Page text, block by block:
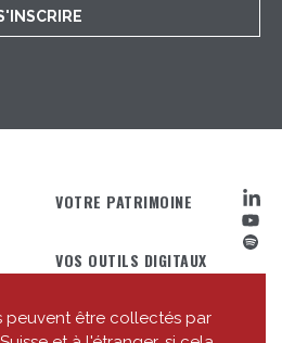
peuvent être collectés par
VOTRE PATRIMOINE
VOS OUTILS DIGITAUX
NOTRE ÉQUIPE